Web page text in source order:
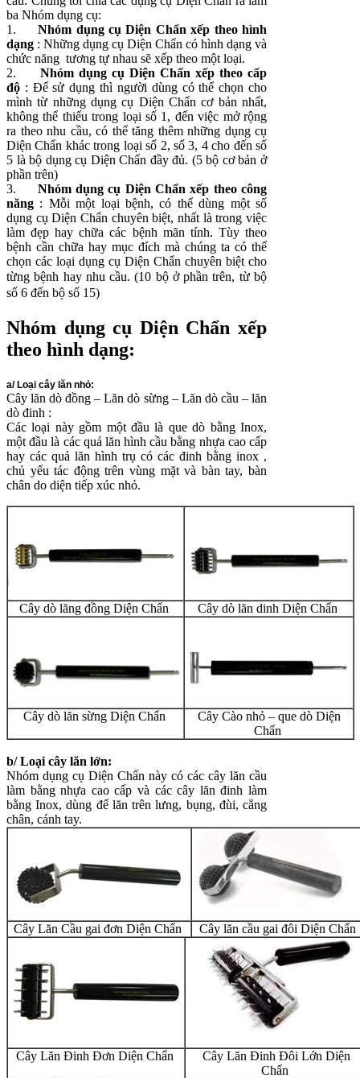
ba Nhóm dụng cụ:
1.Nhóm dụng cụ Diện Chẩn xếp theo hình
dạng : Những dụng cụ Diện Chẩn có hình dạng và
chức năng tương tự nhau sẽ xếp theo một loại.
2. Nhóm dụng cụ Diện Chẩn xếp theo cấp
độ : Để sử dụng thì người dùng có thể chọn cho
mình từ những dụng cụ Diện Chẩn cơ bản nhất,
không thể thiếu trong loại số 1, đến việc mở rộng
ra theo nhu cầu, có thể tăng thêm những dụng cụ
Diện Chẩn khác trong loại số 2, số 3, 4 cho đến số
5 là bộ dụng cụ Diện Chẩn đầy đủ. (5 bộ cơ bản ở
phần trên)
3. Nhóm dụng cụ Diện Chẩn xếp theocông
năng : Mỗi một loại bệnh, có thể dùng một số
dụng cụ Diện Chẩn chuyên biệt, nhất là trong việc
làm đẹp hay chữa các bệnh mãn tính. Tùy theo
bệnh cần chữa hay mục đích mà chúng ta có thể
chọn các loại dụng cụ Diện Chẩn chuyên biệt cho
từng bệnh hay nhu cầu. (10 bộ ở phần trên, từ bộ
số 6 đến bộ số 15)
Nhóm dụng cụ Diện Chẩn xếp
theo hình dạng:
a/ Loại cây lăn nhỏ:
Cây lăn dò đồng – Lăn dò sừng – Lăn dò cầu – lăn
dò đinh :
Các loại này gồm một đầu là que dò bằng Inox,
một đầu là các quả lăn hình cầu bằng nhựa cao cấp
hay các quả lăn hình trụ có các đinh bằng inox ,
chủ yếu tác động trên vùng mặt và bàn tay, bàn
chân do diện tiếp xúc nhỏ.
Cây dò lăng đồng Diện Chẩn Cây dò lăn dinh Diện Chẩn
Cây dò lăn sừng Diện Chẩn
Cây Cào nhỏ – que dò Diện
Chẩn
b/ Loại cây lăn lớn:
Nhóm dụng cụ Diện Chẩn này có các cây lăn cầu
làm bằng nhựa cao cấp và các cây lăn đinh làm
bằng Inox, dùng để lăn trên lưng, bụng, đùi, cẳng
chân, cánh tay.
Cây Lăn Cầu gai đơn Diện Chẩn Cây lăn cầu gai đôi Diện Chẩn
Cây Lăn Đinh Đơn Diện Chẩn
Cây Lăn Đinh Đôi Lớn Diện
Chẩn